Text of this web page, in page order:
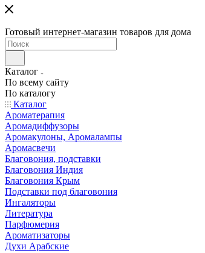
Готовый интернет-магазин товаров для дома
Каталог
По всему сайту
По каталогу
Каталог
Ароматерапия
Аромадиффузоры
Аромакулоны, Аромалампы
Аромасвечи
Благовония, подставки
Благовония Индия
Благовония Крым
Подставки под благовония
Ингаляторы
Литература
Парфюмерия
Ароматизаторы
Духи Арабские